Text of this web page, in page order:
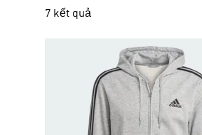
7 kết quả